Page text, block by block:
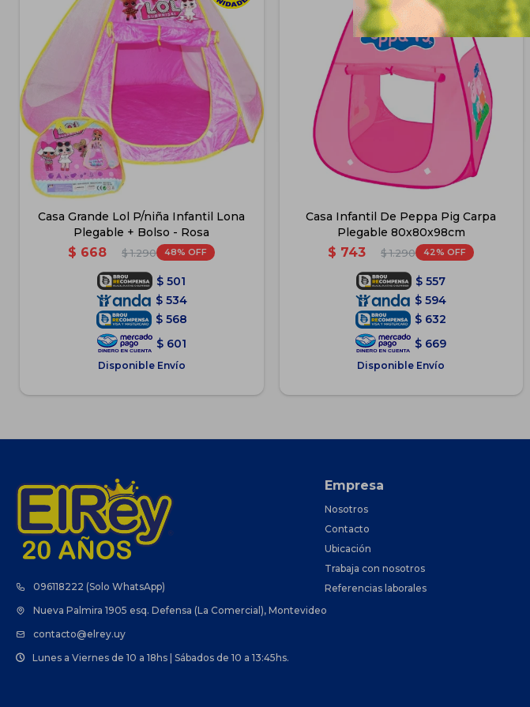
Casa Grande Lol P/niña Infantil Lona
Plegable + Bolso - Rosa
$ 668 $ 1.290 48
$ 501
$ 534
$ 568
$ 601
Disponible Envío
Casa Infantil De Peppa Pig Carpa
Plegable 80x80x98cm
$ 743 $ 1.290 42
$ 557
$ 594
$ 632
$ 669
Disponible Envío
096118222 (Solo WhatsApp)
Nueva Palmira 1905 esq. Defensa (La Comercial), Montevideo
contacto@elrey.uy
Lunes a Viernes de 10 a 18hs | Sábados de 10 a 13:45hs.
Empresa
Nosotros
Contacto
Ubicación
Trabaja con nosotros
Referencias laborales